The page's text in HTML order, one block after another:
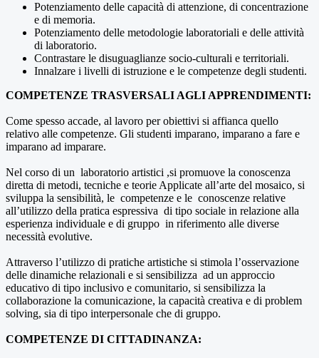
Potenziamento delle capacità di attenzione, di concentrazione
e di memoria.
Potenziamento delle metodologie laboratoriali e delle attività
di laboratorio.
Contrastare le disuguaglianze socio-culturali e territoriali.
Innalzare i livelli di istruzione e le competenze degli studenti.
COMPETENZE TRASVERSALI AGLI APPRENDIMENTI:
Come spesso accade, al lavoro per obiettivi si affianca quello
relativo alle competenze. Gli studenti imparano, imparano a fare e
imparano ad imparare.
Nel corso di un laboratorio artistici ,si promuove la conoscenza
diretta di metodi, tecniche e teorie Applicate all’arte del mosaico, si
sviluppa la sensibilità, le competenze e le conoscenze relative
all’utilizzo della pratica espressiva di tipo sociale in relazione alla
esperienza individuale e di gruppo in riferimento alle diverse
necessità evolutive.
Attraverso l’utilizzo di pratiche artistiche si stimola l’osservazione
delle dinamiche relazionali e si sensibilizza ad un approccio
educativo di tipo inclusivo e comunitario, si sensibilizza la
collaborazione la comunicazione, la capacità creativa e di problem
solving, sia di tipo interpersonale che di gruppo.
COMPETENZE DI CITTADINANZA: